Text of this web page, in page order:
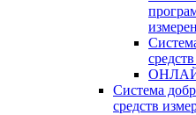
Система
средств